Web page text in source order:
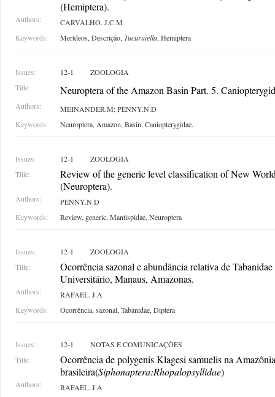
(Hemiptera).
Authors:
CARVALHO. J.C.M
Keywords:
Merídeos, Descrição, Tucuruiella, Hemiptera
Issues: 12-1
ZOOLOGIA
Title:
Neuroptera of the Amazon Basin Part. 5.
Authors:
MEINANDER.M; PENNY.N.D
Keywords:
Neuroptera, Amazon, Basin, Caniopterygidae.
Issues: 12-1
ZOOLOGIA
Title:
Review of the generic level classification of New
(Neuroptera).
Authors:
PENNY.N.D
Keywords:
Review, generic, Mantispidae, Neuroptera
Issues: 12-1
ZOOLOGIA
Title:
Ocorrência sazonal e abundância relativa de
Universitário, Manaus, Amazonas.
Authors:
RAFAEL. J.A
Keywords:
Ocorrência, sazonal, Tabanidae, Diptera
Issues: 12-1
NOTAS E COMUNICAÇÕES
Title:
Ocorrência de polygenis Klagesi samuelis na Amazônia
brasileira(Siphonaptera:Rhopalopsyllidae)
Authors:
RAFAEL. J.A